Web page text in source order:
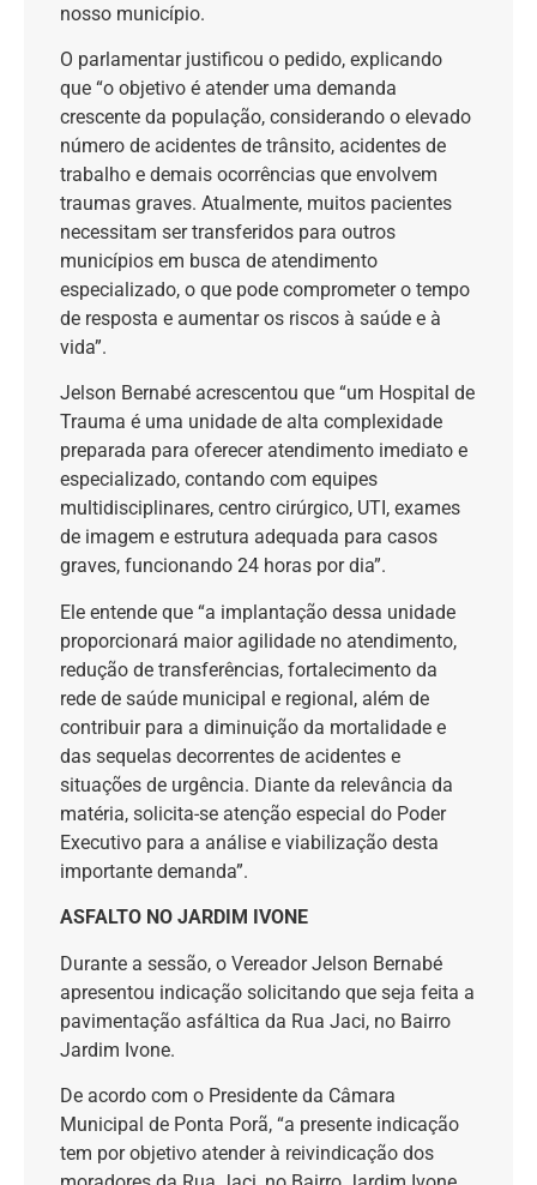
nosso município.
O parlamentar justificou o pedido, explicando
que “o objetivo é atender uma demanda
crescente da população, considerando o elevado
número de acidentes de trânsito, acidentes de
trabalho e demais ocorrências que envolvem
traumas graves. Atualmente, muitos pacientes
necessitam ser transferidos para outros
municípios em busca de atendimento
especializado, o que pode comprometer o tempo
de resposta e aumentar os riscos à saúde e à
vida”.
Jelson Bernabé acrescentou que “um Hospital de
Trauma é uma unidade de alta complexidade
preparada para oferecer atendimento imediato e
especializado, contando com equipes
multidisciplinares, centro cirúrgico, UTI, exames
de imagem e estrutura adequada para casos
graves, funcionando 24 horas por dia”.
Ele entende que “a implantação dessa unidade
proporcionará maior agilidade no atendimento,
redução de transferências, fortalecimento da
rede de saúde municipal e regional, além de
contribuir para a diminuição da mortalidade e
das sequelas decorrentes de acidentes e
situações de urgência. Diante da relevância da
matéria, solicita-se atenção especial do Poder
Executivo para a análise e viabilização desta
importante demanda”.
ASFALTO NO JARDIM IVONE
Durante a sessão, o Vereador Jelson Bernabé
apresentou indicação solicitando que seja feita a
pavimentação asfáltica da Rua Jaci, no Bairro
Jardim Ivone.
De acordo com o Presidente da Câmara
Municipal de Ponta Porã, “a presente indicação
tem por objetivo atender à reivindicação dos